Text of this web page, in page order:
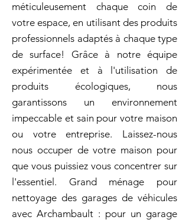
méticuleusement chaque coin de
votre espace, en utilisant des produits
professionnels adaptés à chaque type
de surface! Grâce à notre équipe
expérimentée et à l'utilisation de
produits écologiques, nous
garantissons un environnement
impeccable et sain pour votre maison
ou votre entreprise. Laissez-nous
nous occuper de votre maison pour
que vous puissiez vous concentrer sur
l'essentiel. Grand ménage pour
nettoyage des garages de véhicules
avec Archambault : pour un garage